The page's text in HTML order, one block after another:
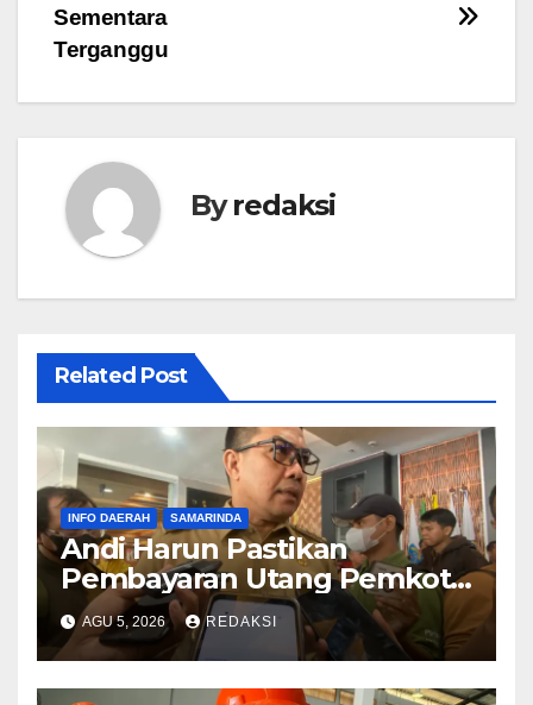
Sementara
Terganggu
Byredaksi
Related Post
INFO DAERAH SAMARINDA
Andi Harun Pastikan
Pembayaran Utang Pemkot
Samarinda Berjalan Bertahap
Tanpa Bebani Kas Daerah
AGU 5, 2026 REDAKSI